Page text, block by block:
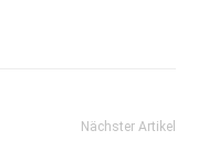
Nächster Artikel